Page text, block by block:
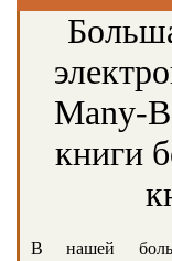
Many-
книги
В нашей